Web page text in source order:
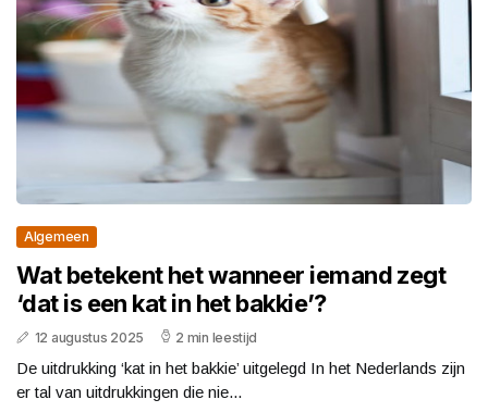
Algemeen
Wat betekent het wanneer iemand zegt
‘dat is een kat in het bakkie’?
12 augustus 2025 2 min leestijd
De uitdrukking ‘kat in het bakkie’ uitgelegd In het Nederlands zijn
er tal van uitdrukkingen die nie...